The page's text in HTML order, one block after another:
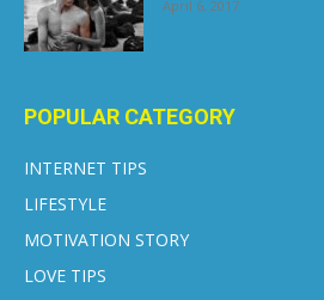
April 6, 2017
POPULAR CATEGORY
INTERNET TIPS
LIFESTYLE
MOTIVATION STORY
LOVE TIPS